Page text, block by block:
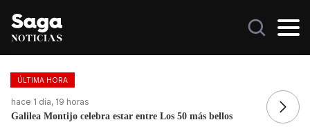
ÚLTIMA HORA
hace 1 día, 19 horas
Galilea Montijo celebra estar entre Los 50 más bellos